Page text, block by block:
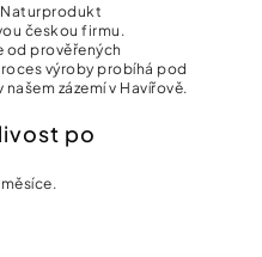
českou firmu.
od prověřených
výroby probíhá pod
zázemí v Havířově.
po